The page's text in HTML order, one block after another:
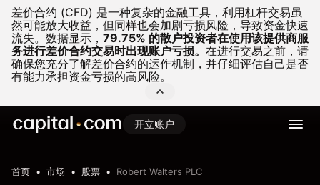
差价合约 (CFD) 是一种复杂的金融工具，利用杠杆交易虽
然可能放大收益，但同样也会加剧亏损风险，导致资金快速
流失。 数据显示， 79.75% 的散户投资者在使用该提供商服
务进行差价合约交易时出现账户亏损。 在进行交易之前，请
确保您充分了解差价合约的运作机制，并仔细评估自己是否
有能力承担资金亏损的高风险。
开立账户
首页 市场 股票 Robert Walters PLC